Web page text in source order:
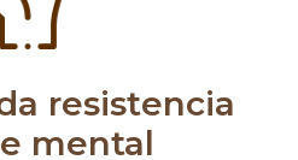
resistencia
mental